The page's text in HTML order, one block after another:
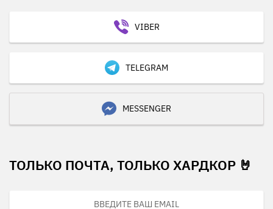
VIBER
TELEGRAM
MESSENGER
ТОЛЬКО ПОЧТА, ТОЛЬКО ХАРДКОР 🤘